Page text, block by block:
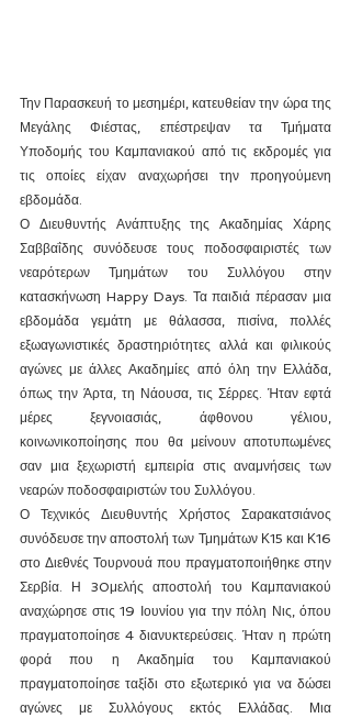
Την Παρασκευή το μεσημέρι, κατευθείαν την ώρα της
Μεγάλης Φιέστας, επέστρεψαν τα Τμήματα
Υποδομής του Καμπανιακού από τις εκδρομές για
τις οποίες είχαν αναχωρήσει την προηγούμενη
εβδομάδα.
Ο Διευθυντής Ανάπτυξης της Ακαδημίας Χάρης
Σαββαΐδης συνόδευσε τους ποδοσφαιριστές των
νεαρότερων Τμημάτων του Συλλόγου στην
κατασκήνωση Happy Days. Τα παιδιά πέρασαν μια
εβδομάδα γεμάτη με θάλασσα, πισίνα, πολλές
εξωαγωνιστικές δραστηριότητες αλλά και φιλικούς
αγώνες με άλλες Ακαδημίες από όλη την Ελλάδα,
όπως την Άρτα, τη Νάουσα, τις Σέρρες. Ήταν εφτά
μέρες ξεγνοιασιάς, άφθονου γέλιου,
κοινωνικοποίησης που θα μείνουν αποτυπωμένες
σαν μια ξεχωριστή εμπειρία στις αναμνήσεις των
νεαρών ποδοσφαιριστών του Συλλόγου.
Ο Τεχνικός Διευθυντής Χρήστος Σαρακατσιάνος
συνόδευσε την αποστολή των Τμημάτων Κ15 και Κ16
στο Διεθνές Τουρνουά που πραγματοποιήθηκε στην
Σερβία. Η 30μελής αποστολή του Καμπανιακού
αναχώρησε στις 19 Ιουνίου για την πόλη Νις, όπου
πραγματοποίησε 4 διανυκτερεύσεις. Ήταν η πρώτη
φορά που η Ακαδημία του Καμπανιακού
πραγματοποίησε ταξίδι στο εξωτερικό για να δώσει
αγώνες με Συλλόγους εκτός Ελλάδας. Μια